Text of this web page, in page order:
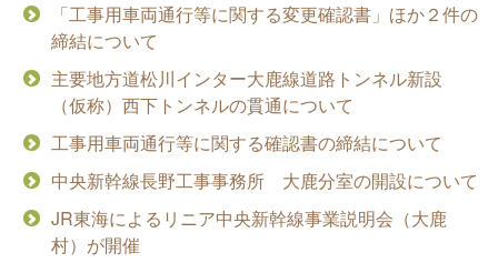
「工事用車両通行等に関する変更確認書」ほか２件の
締結について
主要地方道松川インター大鹿線道路トンネル新設
（仮称）西下トンネルの貫通について
工事用車両通行等に関する確認書の締結について
中央新幹線長野工事事務所 大鹿分室の開設について
JR東海によるリニア中央新幹線事業説明会（大鹿
村）が開催